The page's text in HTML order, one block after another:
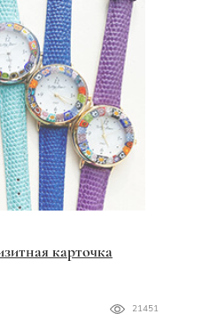
карточка
21451